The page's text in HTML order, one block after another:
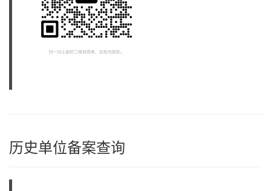
历史单位备案查询